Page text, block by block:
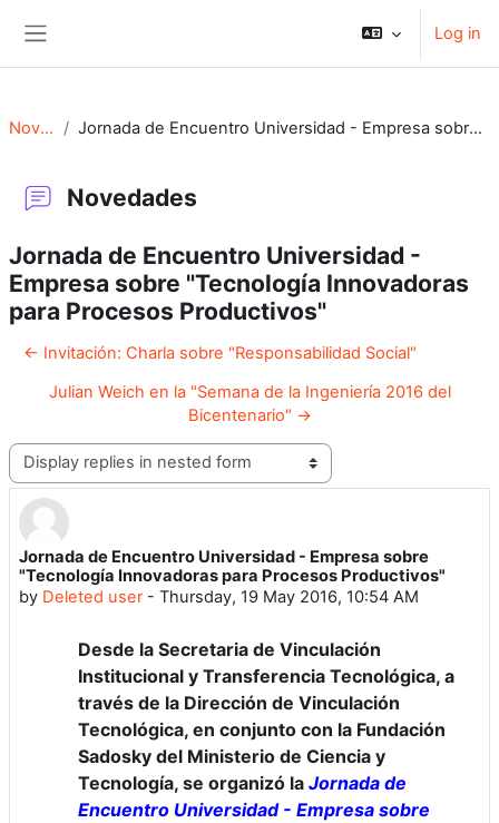
Log in
Novedades Jornada de Encuentro Universidad - Empresa sobre "Tecnología Innovadoras para Procesos Productivos"
Novedades
Jornada de Encuentro Universidad -
Empresa sobre "Tecnología Innovadoras
para Procesos Productivos"
← Invitación: Charla sobre "Responsabilidad Social"
Julian Weich en la "Semana de la Ingeniería 2016 del
Bicentenario" →
Display mode
Jornada de Encuentro Universidad - Empresa sobre
"Tecnología Innovadoras para Procesos Productivos"
by Deleted user- Thursday, 19 May 2016, 10:54 AM
Number of replies: 0
Desde la Secretaria de Vinculación
Institucional y Transferencia Tecnológica, a
través de la Dirección de Vinculación
Tecnológica, en conjunto con la Fundación
Sadosky del Ministerio de Ciencia y
Tecnología, se organizó la Jornada de
Encuentro Universidad - Empresa sobre